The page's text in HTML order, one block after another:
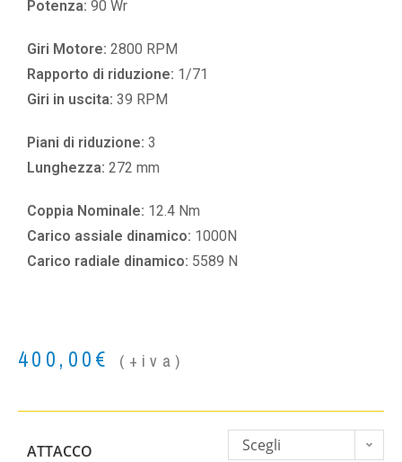
Potenza: 90 Wr
Giri Motore: 2800 RPM
Rapporto di riduzione: 1/71
Giri in uscita: 39 RPM
Piani di riduzione: 3
Lunghezza: 272 mm
Coppia Nominale: 12.4 Nm
Carico assiale dinamico: 1000N
Carico radiale dinamico: 5589 N
400,00€ (+iva)
ATTACCO
Scegli